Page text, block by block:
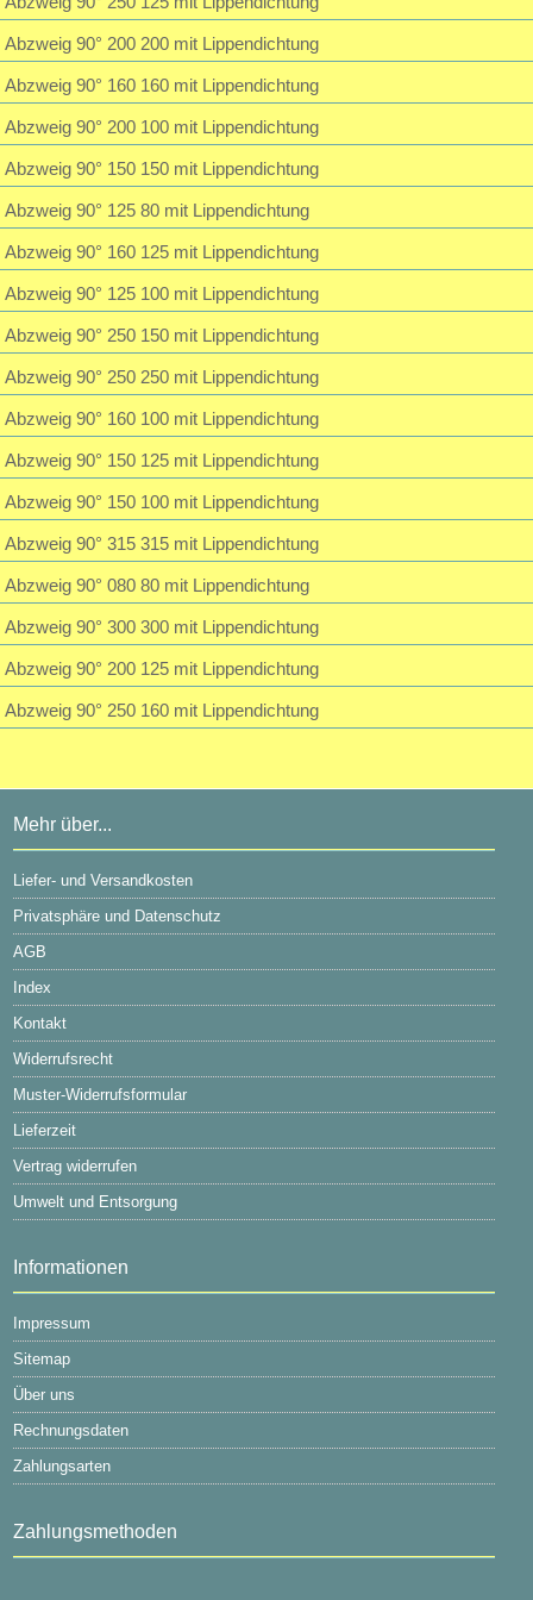
Abzweig 90° 200 200 mit Lippendichtung
Abzweig 90° 160 160 mit Lippendichtung
Abzweig 90° 200 100 mit Lippendichtung
Abzweig 90° 150 150 mit Lippendichtung
Abzweig 90° 125 80 mit Lippendichtung
Abzweig 90° 160 125 mit Lippendichtung
Abzweig 90° 125 100 mit Lippendichtung
Abzweig 90° 250 150 mit Lippendichtung
Abzweig 90° 250 250 mit Lippendichtung
Abzweig 90° 160 100 mit Lippendichtung
Abzweig 90° 150 125 mit Lippendichtung
Abzweig 90° 150 100 mit Lippendichtung
Abzweig 90° 315 315 mit Lippendichtung
Abzweig 90° 080 80 mit Lippendichtung
Abzweig 90° 300 300 mit Lippendichtung
Abzweig 90° 200 125 mit Lippendichtung
Abzweig 90° 250 160 mit Lippendichtung
Mehr über...
Liefer- und Versandkosten
Privatsphäre und Datenschutz
AGB
Index
Kontakt
Widerrufsrecht
Muster-Widerrufsformular
Lieferzeit
Vertrag widerrufen
Umwelt und Entsorgung
Informationen
Impressum
Sitemap
Über uns
Rechnungsdaten
Zahlungsarten
Zahlungsmethoden